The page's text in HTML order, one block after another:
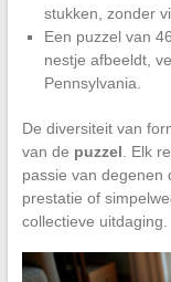
stukken, zonder
Een puzzel van
nestje afbeeldt,
Pennsylvania.
De diversiteit van
van de puzzel . Elk
passie van degenen
prestatie of
collectieve uitdaging.